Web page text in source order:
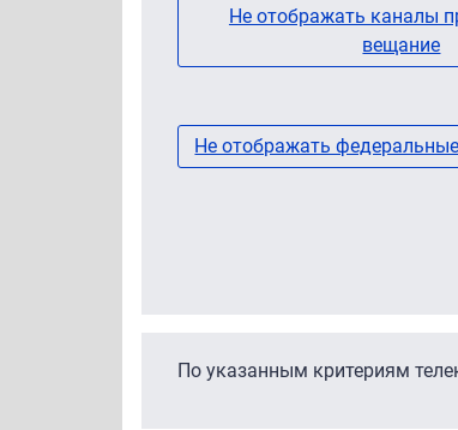
Не отображать каналы
вещание
Не отображать
По указанным критериям